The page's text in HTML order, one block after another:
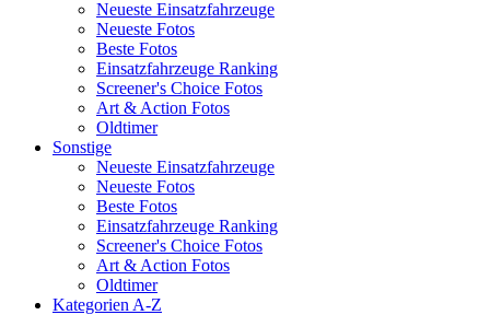
Neueste Einsatzfahrzeuge
Neueste Fotos
Beste Fotos
Einsatzfahrzeuge Ranking
Screener's Choice Fotos
Art & Action Fotos
Oldtimer
Sonstige
Neueste Einsatzfahrzeuge
Neueste Fotos
Beste Fotos
Einsatzfahrzeuge Ranking
Screener's Choice Fotos
Art & Action Fotos
Oldtimer
Kategorien A-Z